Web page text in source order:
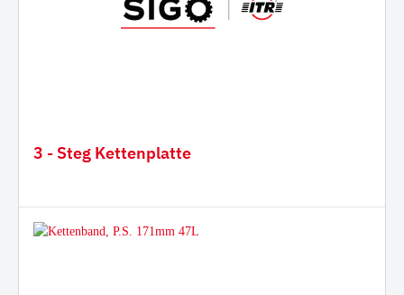
3 - Steg Kettenplatte